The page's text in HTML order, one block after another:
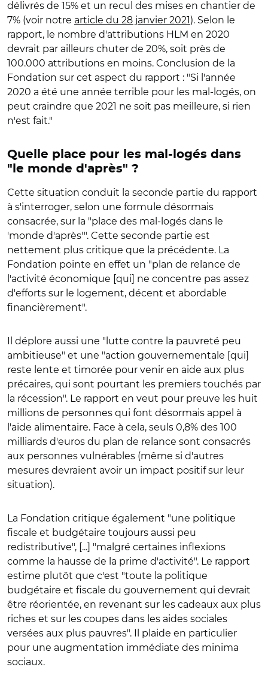
délivrés de 15% et un recul des mises en chantier de
7% (voir notre article du 28 janvier 2021). Selon le
rapport, le nombre d'attributions HLM en 2020
devrait par ailleurs chuter de 20%, soit près de
100.000 attributions en moins. Conclusion de la
Fondation sur cet aspect du rapport : "Si l'année
2020 a été une année terrible pour les mal-logés, on
peut craindre que 2021 ne soit pas meilleure, si rien
n'est fait."
Quelle place pour les mal-logés dans
"le monde d'après" ?
Cette situation conduit la seconde partie du rapport
à s'interroger, selon une formule désormais
consacrée, sur la "place des mal-logés dans le
'monde d'après'". Cette seconde partie est
nettement plus critique que la précédente. La
Fondation pointe en effet un "plan de relance de
l'activité économique [qui] ne concentre pas assez
d'efforts sur le logement, décent et abordable
financièrement".
Il déplore aussi une "lutte contre la pauvreté peu
ambitieuse" et une "action gouvernementale [qui]
reste lente et timorée pour venir en aide aux plus
précaires, qui sont pourtant les premiers touchés par
la récession". Le rapport en veut pour preuve les huit
millions de personnes qui font désormais appel à
l'aide alimentaire. Face à cela, seuls 0,8% des 100
milliards d'euros du plan de relance sont consacrés
aux personnes vulnérables (même si d'autres
mesures devraient avoir un impact positif sur leur
situation).
La Fondation critique également "une politique
fiscale et budgétaire toujours aussi peu
redistributive", [...] "malgré certaines inflexions
comme la hausse de la prime d'activité". Le rapport
estime plutôt que c'est "toute la politique
budgétaire et fiscale du gouvernement qui devrait
être réorientée, en revenant sur les cadeaux aux plus
riches et sur les coupes dans les aides sociales
versées aux plus pauvres". Il plaide en particulier
pour une augmentation immédiate des minima
sociaux.